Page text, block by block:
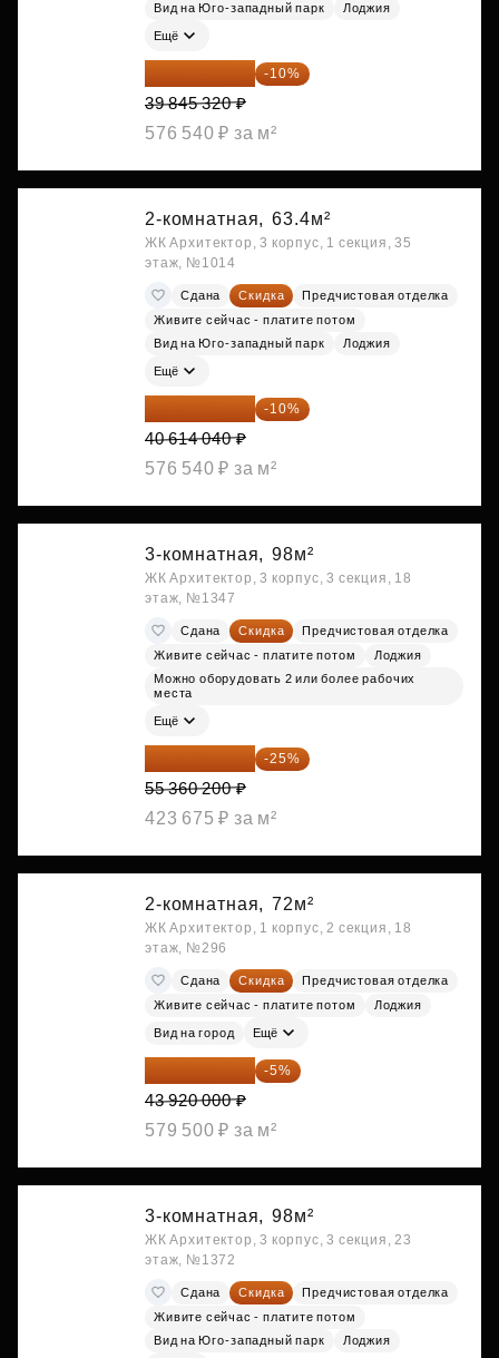
Вид на Юго-западный парк
Лоджия
Ещё
35 860 788 ₽ -10%
39 845 320 ₽
576 540 ₽ за м²
2-комнатная, 63.4м²
ЖК Архитектор, 3 корпус, 1 секция, 35
этаж, №1014
Сдана Скидка
Предчистовая отделка
Живите сейчас - платите потом
Вид на Юго-западный парк
Лоджия
Ещё
36 552 636 ₽ -10%
40 614 040 ₽
576 540 ₽ за м²
3-комнатная, 98м²
ЖК Архитектор, 3 корпус, 3 секция, 18
этаж, №1347
Сдана Скидка
Предчистовая отделка
Живите сейчас - платите потом
Лоджия
Можно оборудовать 2 или более рабочих
места
Ещё
41 520 150 ₽ -25%
55 360 200 ₽
423 675 ₽ за м²
2-комнатная, 72м²
ЖК Архитектор, 1 корпус, 2 секция, 18
этаж, №296
Сдана Скидка
Предчистовая отделка
Живите сейчас - платите потом
Лоджия
Вид на город Ещё
41 724 000 ₽ -5%
43 920 000 ₽
579 500 ₽ за м²
3-комнатная, 98м²
ЖК Архитектор, 3 корпус, 3 секция, 23
этаж, №1372
Сдана Скидка
Предчистовая отделка
Живите сейчас - платите потом
Вид на Юго-западный парк
Лоджия